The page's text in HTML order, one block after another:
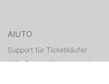
AIUTO
Support für Ticketkäufer
Hilfe Center für Veranstalter